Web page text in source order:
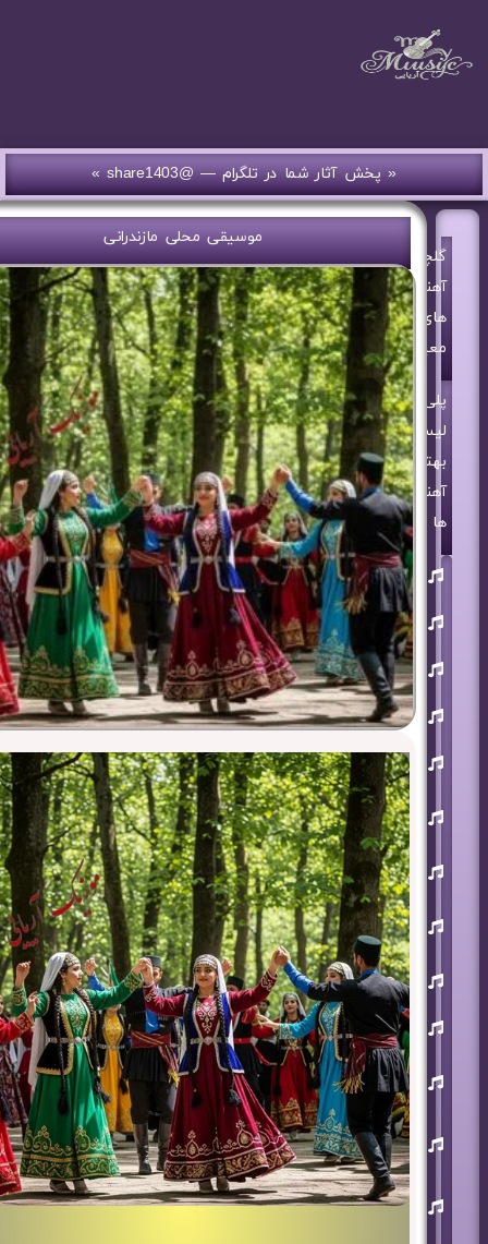
« پخش آثار شما در تلگرام — @share1403 »
گلچین
آهنگ
های
معین
پلی
لیست
بهترین
آهنگ
ها
روزبه
بمانی
بنیامین
بهادری
مرتضی
پاشایی
حمید
هیراد
حامد
همایون
محسن
ابراهیم
زاده
آرون
افشار
احسان
خواجه
امیری
افشین
آذری
بهنام
بانی
حجت
اشرف
زاده
روزبه
نعمت
اللهی
علی
زند
موسیقی محلی مازندرانی